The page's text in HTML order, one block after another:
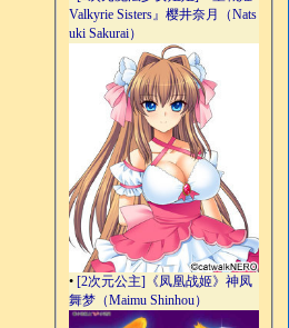
Valkyrie Sisters』樱井奈月（Nats
uki Sakurai）
• [2次元公主]《凤凰战姬》神凤
舞梦（Maimu Shinhou）